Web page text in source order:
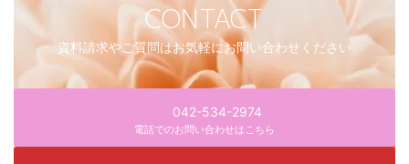
CONTACT
資料請求やご質問はお気軽にお問い合わせください
042-534-2974
電話でのお問い合わせはこちら